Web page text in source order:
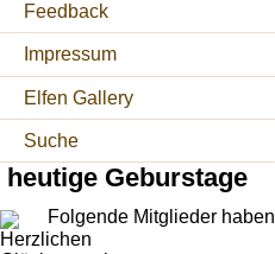
Feedback
Impressum
Elfen Gallery
Suche
heutige Geburstage
Folgende Mitglieder